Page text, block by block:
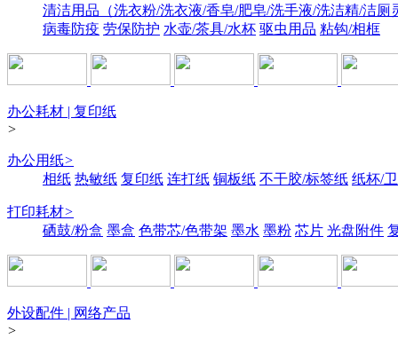
清洁用品（洗衣粉/洗衣液/香皂/肥皂/洗手液/洗洁精/洁厕
病毒防疫 劳保防护 水壶/茶具/水杯 驱虫用品 粘钩/相框
办公耗材 | 复印纸
>
办公用纸>
相纸 热敏纸 复印纸 连打纸 铜板纸 不干胶/标签纸 纸杯/
打印耗材>
硒鼓/粉盒 墨盒 色带芯/色带架 墨水 墨粉 芯片 光盘附件
外设配件 | 网络产品
>